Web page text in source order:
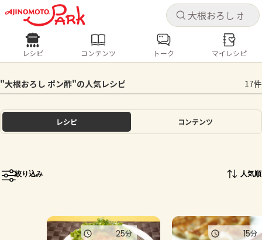
キャ
ログインするとレシピを保存できます
ログイン
ホーム
トーク
キャ
レシピ コンテンツ
人気の食材・レシピ
きゅうり なす トマト とうもろこし
ピーマン
レシピ コンテンツ トーク マイレシピ
"大根おろし ポン酢"の人気レシピ 17件
レシピ コンテンツ
絞り込み 人気順
25分 15分